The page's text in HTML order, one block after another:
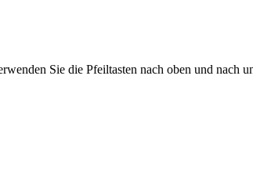
Sie die Pfeiltasten nach oben und nach